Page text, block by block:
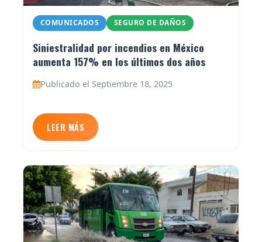
COMUNICADOS SEGURO DE DAÑOS
Siniestralidad por incendios en México
aumenta 157% en los últimos dos años
Publicado el Septiembre 18, 2025
LEER MÁS